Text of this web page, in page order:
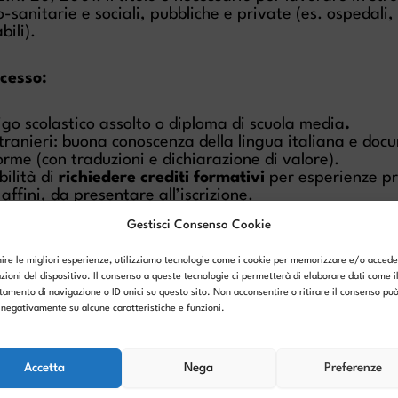
Gestisci Consenso Cookie
le migliori esperienze, utilizziamo tecnologie come i cookie per memorizzare e/o
del dispositivo. Il consenso a queste tecnologie ci permetterà di elaborare dati come il
di navigazione o ID unici su questo sito. Non acconsentire o ritirare il consenso può
su alcune caratteristiche e funzioni.
Accetta Nega Preferenze
sanitarie e sociali, pubbliche e private (es. ospedali,
scolastico assolto o diploma di scuola media.
buona conoscenza della lingua italiana e
(con traduzioni e dichiarazione di valore).
di richiedere crediti formativi per esperienze
da presentare all’iscrizione.
test scritto e colloquio.
alla selezione: € 20,00.
dal 23 settembre 2025 presso CFP Trissino.
(435 in presenza, 45 online in FAD)